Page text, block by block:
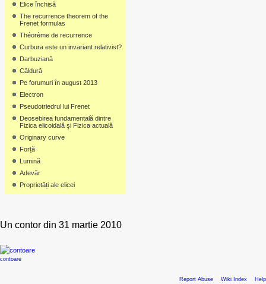
Elice închisă
The recurrence theorem of the
Frenet formulas
Théorème de recurrence
Curbura este un invariant relativist?
Darbuziană
Căldură
Pe forumuri în august 2013
Electron
Pseudotriedrul lui Frenet
Deosebirea fundamentală dintre
Fizica elicoidală şi Fizica actuală
Originary curve
Forță
Lumină
Adevăr
Proprietăți ale elicei
Un contor din 31 martie 2010
contoare
Report Abuse Wiki Index
Help